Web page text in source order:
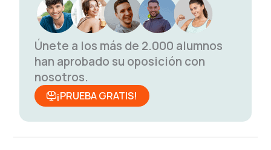
Únete a los más de 2.000 alumnos
han aprobado su oposición con
nosotros.
¡PRUEBA GRATIS!